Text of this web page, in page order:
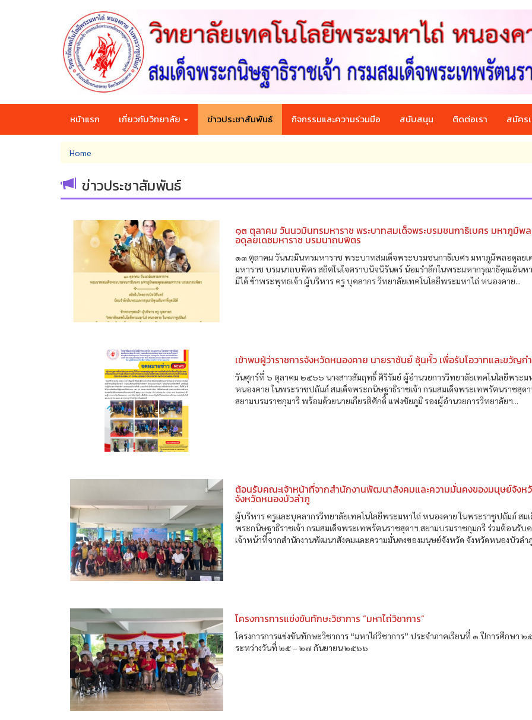
หน้าแรก เกี่ยวกับวิทยาลัย ข่าวประชาสัมพันธ์ กิจกรรมและความร่วมมือ สนับสนุน ติดต่อเรา สมัคร
You
are
here
Home
ข่าวประชาสัมพันธ์
๑๓ ตุลาคม วันนวมินทรมหาราช พระบาทสมเด็จพระบรมชนกาธิเบศร มหาภูมิพล
อดุลยเดชมหาราช บรมนาถบพิตร
๑๓ ตุลาคม วันนวมินทรมหาราช พระบาทสมเด็จพระบรมชนกาธิเบศร มหาภูมิพลอดุลยเ
มหาราช บรมนาถบพิตร สถิตในใจตราบนิจนิรันดร์ น้อมรำลึกในพระมหากรุณาธิคุณอันห
มิได้ ข้าพระพุทธเจ้า ผู้บริหาร ครู บุคลากร วิทยาลัยเทคโนโลยีพระมหาไถ่ หนองคาย...
เข้าพบผู้ว่าราชการจังหวัดหนองคาย นายราชันย์ ซุ้นหั้ว เพื่อรับโอวาทและขวัญก
วันศุกร์ที่ ๖ ตุลาคม ๒๕๖๖ นางสาวสัมฤทธิ์ ศิริรัมย์ ผู้อำนวยการวิทยาลัยเทคโนโลยีพระม
หนองคาย ในพระราชปถัมภ์ สมเด็จพระกนิษฐาธิราชเจ้า กรมสมเด็จพระเทพรัตนราชสุดา
สยามบรมราชกุมารี พร้อมด้วยนายเกียรติศักดิ์ แฟงชัยภูมิ รองผู้อำนวยการวิทยาลัยฯ...
ต้อนรับคณะเจ้าหน้าที่จากสำนักงานพัฒนาสังคมและความมั่นคงของมนุษย์จังห
จังหวัดหนองบัวลำภู
ผู้บริหาร ครูและบุคลากรวิทยาลัยเทคโนโลยีพระมหาไถ่ หนองคาย ในพระราชูปถัมภ์ สมเ
พระกนิษฐาธิราชเจ้า กรมสมเด็จพระเทพร้ตนราชสุดาฯ สยามบรมราชกุมกรี ร่วมต้อนรับ
เจ้าหน้าที่จากสำนักงานพัฒนาสังคมและความมั่นคงของมนุษย์จังหวัด จังหวัดหนองบัวลำ
โครงการการแข่งขันทักษะวิชาการ “มหาไถ่วิชาการ”
โครงการการแข่งขันทักษะวิชาการ “มหาไถ่วิชาการ” ประจำภาคเรียนที่ ๑ ปีการศึกษา
ระหว่างวันที่ ๒๕ – ๒๗ กันยายน ๒๕๖๖